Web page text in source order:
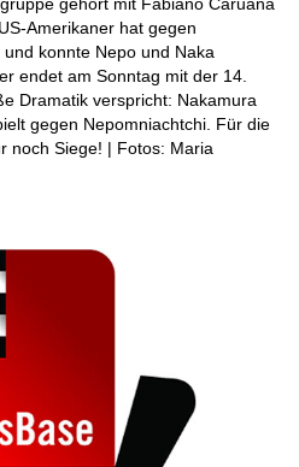
Amerikaner hat gegen
konnte Nepo und Naka
endet am Sonntag mit der 14.
Dramatik verspricht: Nakamura
gegen Nepomniachtchi. Für die
noch Siege! | Fotos: Maria